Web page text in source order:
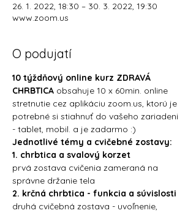
26. 1. 2022, 18:30 – 30. 3. 2022, 19:30
www.zoom.us
O podujatí
10 týždňový online kurz ZDRAVÁ
CHRBTICA obsahuje 10 x 60min. online
stretnutie cez aplikáciu zoom.us, ktorú je
potrebné si stiahnuť do vašeho zariadeni
- tablet, mobil. a je zadarmo :)
Jednotlivé témy a cvičebné zostavy:
1. chrbtica a svalový korzet
prvá zostava cvičenia zameraná na
správne držanie tela
2. krčná chrbtica - funkcia a súvislosti
druhá cvičebná zostava - uvoľnenie,